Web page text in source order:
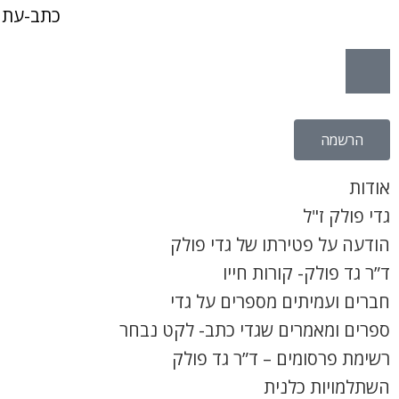
כתב-עת
הרשמה
אודות
גדי פולק ז"ל
הודעה על פטירתו של גדי פולק
ד”ר גד פולק- קורות חייו
חברים ועמיתים מספרים על גדי
ספרים ומאמרים שגדי כתב- לקט נבחר
רשימת פרסומים – ד”ר גד פולק
השתלמויות כלנית